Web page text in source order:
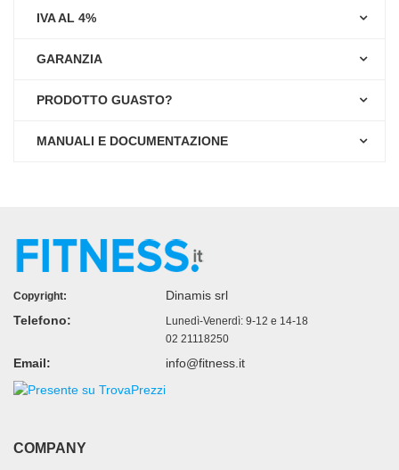
IVA AL 4%
GARANZIA
PRODOTTO GUASTO?
MANUALI E DOCUMENTAZIONE
Copyright:
Dinamis srl
Telefono:
Lunedì-Venerdì: 9-12 e 14-18
02 21118250
Email: info@fitness.it
COMPANY